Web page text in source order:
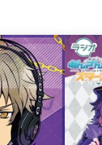
ロサージュノベルス